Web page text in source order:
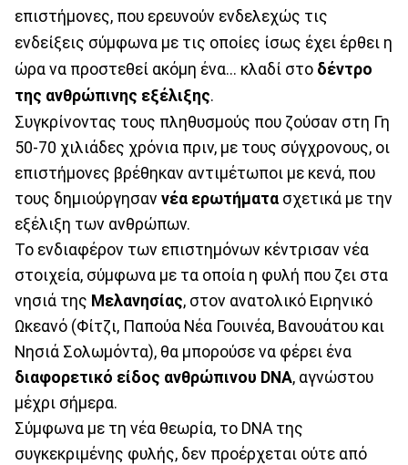
επιστήμονες, που ερευνούν ενδελεχώς τις
ενδείξεις σύμφωνα με τις οποίες ίσως έχει έρθει η
ώρα να προστεθεί ακόμη ένα... κλαδί στο δέντρο
της ανθρώπινης εξέλιξης.
Συγκρίνοντας τους πληθυσμούς που ζούσαν στη Γη
50-70 χιλιάδες χρόνια πριν, με τους σύγχρονους, οι
επιστήμονες βρέθηκαν αντιμέτωποι με κενά, που
τους δημιούργησαν νέα ερωτήματα σχετικά με την
εξέλιξη των ανθρώπων.
Το ενδιαφέρον των επιστημόνων κέντρισαν νέα
στοιχεία, σύμφωνα με τα οποία η φυλή που ζει στα
νησιά της Μελανησίας, στον ανατολικό Ειρηνικό
Ωκεανό (Φίτζι, Παπούα Νέα Γουινέα, Βανουάτου και
Νησιά Σολωμόντα), θα μπορούσε να φέρει ένα
διαφορετικό είδος ανθρώπινου DNA, αγνώστου
μέχρι σήμερα.
Σύμφωνα με τη νέα θεωρία, το DNA της
συγκεκριμένης φυλής, δεν προέρχεται ούτε από